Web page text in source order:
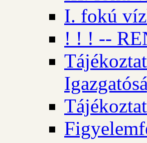
I. fokú
! ! ! --